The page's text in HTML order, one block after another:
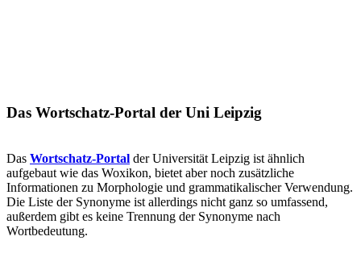
Das Wortschatz-Portal der Uni Leipzig
Das Wortschatz-Portal der Universität Leipzig ist ähnlich
aufgebaut wie das Woxikon, bietet aber noch zusätzliche
Informationen zu Morphologie und grammatikalischer Verwendung.
Die Liste der Synonyme ist allerdings nicht ganz so umfassend,
außerdem gibt es keine Trennung der Synonyme nach
Wortbedeutung.